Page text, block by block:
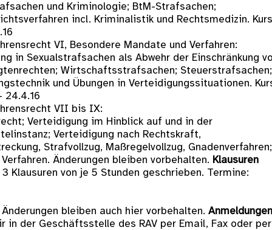
und Kriminologie; BtM-Strafsachen;
incl. Kriminalistik und Rechtsmedizin.
VI, Besondere Mandate und Verfahren:
in Sexualstrafsachen als Abwehr der Einschränkung
Wirtschaftsstrafsachen; Steuerstrafsachen;
und Übungen in Verteidigungssituationen.
24.4.16
VII bis IX:
Verteidigung im Hinblick auf und in der
Verteidigung nach Rechtskraft,
Strafvollzug, Maßregelvollzug, Gnadenverfahren;
Änderungen bleiben vorbehalten. Klausuren
3 Klausuren von je 5 Stunden geschrieben. Termine:
bleiben auch hier vorbehalten.
in der Geschäftsstelle des RAV per Email, Fax oder per